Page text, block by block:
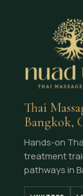
Thai
Bangkok,
Hands-on
treatment
pathways in